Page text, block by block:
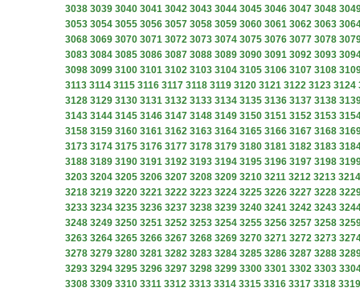
3038 3039 3040 3041 3042 3043 3044 3045 3046 3047 3048
3053 3054 3055 3056 3057 3058 3059 3060 3061 3062 3063
3068 3069 3070 3071 3072 3073 3074 3075 3076 3077 3078
3083 3084 3085 3086 3087 3088 3089 3090 3091 3092 3093
3098 3099 3100 3101 3102 3103 3104 3105 3106 3107 3108
3113 3114 3115 3116 3117 3118 3119 3120 3121 3122 3123 3124
3128 3129 3130 3131 3132 3133 3134 3135 3136 3137 3138
3143 3144 3145 3146 3147 3148 3149 3150 3151 3152 3153
3158 3159 3160 3161 3162 3163 3164 3165 3166 3167 3168
3173 3174 3175 3176 3177 3178 3179 3180 3181 3182 3183
3188 3189 3190 3191 3192 3193 3194 3195 3196 3197 3198
3203 3204 3205 3206 3207 3208 3209 3210 3211 3212 3213 3214
3218 3219 3220 3221 3222 3223 3224 3225 3226 3227 3228
3233 3234 3235 3236 3237 3238 3239 3240 3241 3242 3243
3248 3249 3250 3251 3252 3253 3254 3255 3256 3257 3258
3263 3264 3265 3266 3267 3268 3269 3270 3271 3272 3273
3278 3279 3280 3281 3282 3283 3284 3285 3286 3287 3288
3293 3294 3295 3296 3297 3298 3299 3300 3301 3302 3303
3308 3309 3310 3311 3312 3313 3314 3315 3316 3317 3318 3319